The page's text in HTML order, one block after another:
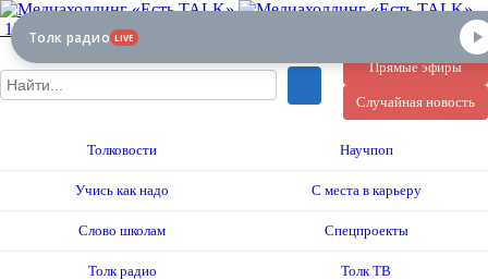
12+
Прямые эфиры
Случайная новость
Толковости Научпоп
Учись как надо С места в карьеру
Слово школам Спецпроекты
Толк радио Толк ТВ
Толк радио LIVE